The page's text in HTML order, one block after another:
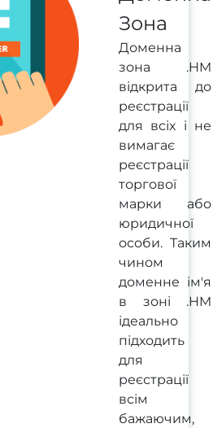
Зона
Доменна
зона .HM
відкрита до
реєстрації
для всіх і не
вимагає
реєстрації
торгової
марки або
юридичної
особи. Таким
чином
доменне ім'я
в зоні .HM
ідеально
підходить
для
реєстрації
всім
бажаючим,